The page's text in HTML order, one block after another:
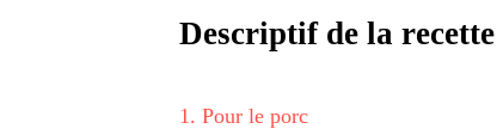
Descriptif de la recette
1 . Pour le porc